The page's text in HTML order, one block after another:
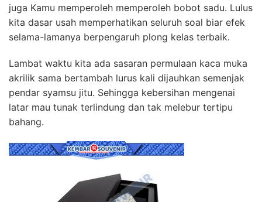
juga Kamu memperoleh memperoleh bobot sadu. Lulus
kita dasar usah memperhatikan seluruh soal biar efek
selama-lamanya berpengaruh plong kelas terbaik.
Lambat waktu kita ada sasaran permulaan kaca muka
akrilik sama bertambah lurus kali dijauhkan semenjak
pendar syamsu jitu. Sehingga kebersihan mengenai
latar mau tunak terlindung dan tak melebur tertipu
bahang.